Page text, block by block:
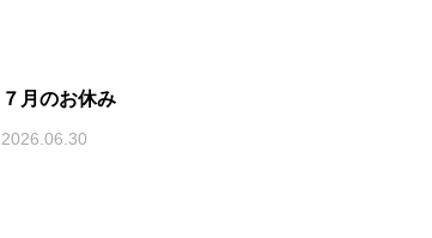
７月のお休み
2026.06.30